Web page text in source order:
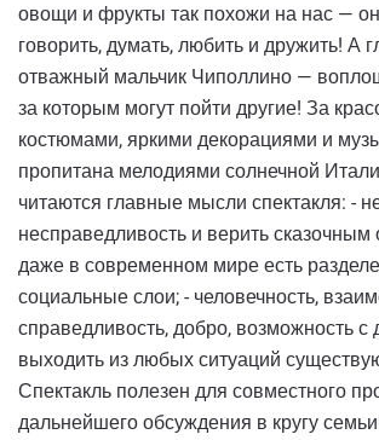
овощи и фрукты так похожи на нас —
говорить, думать, любить и дружить! А
отважный мальчик Чиполлино —
за которым могут пойти другие! За
костюмами, яркими декорациями и
пропитана мелодиями солнечной
читаются главные мысли спектакля: -
несправедливость и верить
даже в современном мире есть
социальные слои; - человечность,
справедливость, добро, возможность с
выходить из любых ситуаций
Спектакль полезен для совместного
дальнейшего обсуждения в кругу